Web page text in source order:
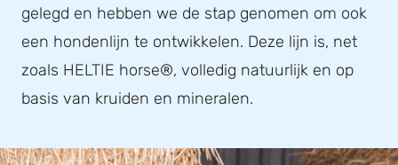
gelegd en hebben we de stap genomen om ook
een hondenlijn te ontwikkelen. Deze lijn is, net
zoals HELTIE horse®, volledig natuurlijk en op
basis van kruiden en mineralen.